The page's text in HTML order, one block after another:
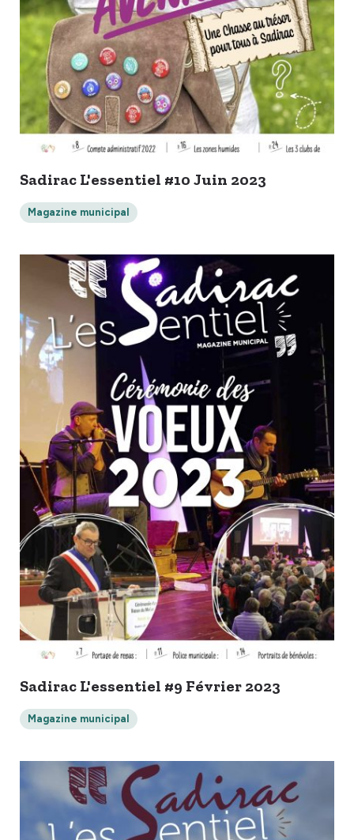
Sadirac L'essentiel #10 Juin 2023
Magazine municipal
Sadirac L'essentiel #9 Février 2023
Magazine municipal